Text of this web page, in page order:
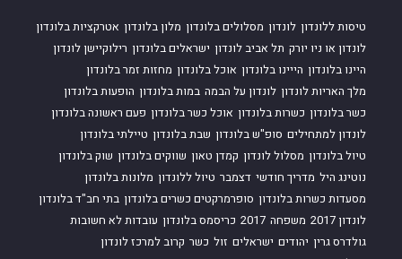
טיסות ללונדון לונדון מסלולים בלונדון מלון בלונדון אטרקציות בלונדון
לונדון או ניו יורק תל אביב לונדון ישראלים בלונדון רילוקיישן לונדון
היינו בלונדון הייינו בלונדון אוכל בלונדון מחזות זמר בלונדון
מלך האריות לונדון לונדון על הבמה במות בלונדון הופעות בלונדון
כשר בלונדון כשרות בלונדון אוכל כשר בלונדון פעם ראשונה בלונדון
לונדון למתחילים סופ"ש בלונדון שבת בלונדון טיילתי בלונדון
טיול בלונדון מסלול לונדון קמדן טאון שווקים בלונדון שוק בלונדון
נוטינג היל מדריך חודשי דצמבר טיול ללונדון מלונות בלונדון
מסעדות כשרות בלונדון סופרמרקטים כשרים בלונדון בתי חב"ד בלונדון
לונדון 2017
משפחה 2017 כריסמס בלונדון עובדות לא חשובות
גולדרס גרין יהודים ישראלים זול כשר קרוב למרכז לונדון